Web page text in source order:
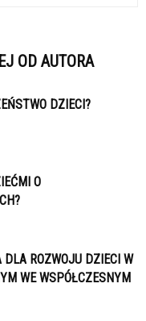
OD AUTORA
DZIECI?
O
ROZWOJU DZIECI W
WE WSPÓŁCZESNYM